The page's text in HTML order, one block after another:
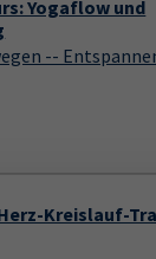
Yogaflow und
--
Kreislauf-